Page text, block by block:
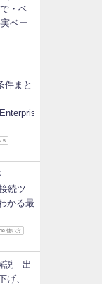
・ベ
ベー
件まと
）
5
続ツ
かる最
使い方
説｜出
げ、